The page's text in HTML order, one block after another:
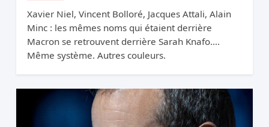
Xavier Niel, Vincent Bolloré, Jacques Attali, Alain
Minc : les mêmes noms qui étaient derrière
Macron se retrouvent derrière Sarah Knafo.
Même système. Autres couleurs.